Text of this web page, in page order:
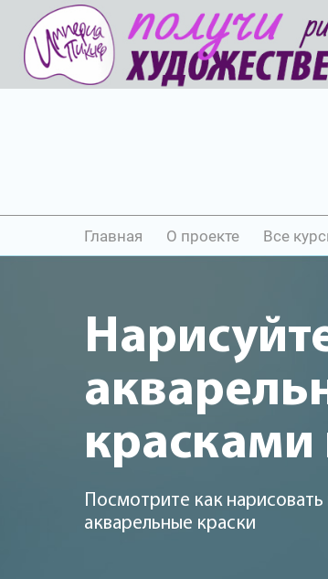
Главная О проекте Все
красками
Посмотрите как
акварельные краски